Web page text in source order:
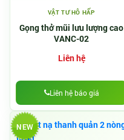
VẬT TƯ HÔ HẤP
Gọng thở mũi lưu lượng cao
VANC-02
Liên hệ
Liên hệ báo giá
NEW